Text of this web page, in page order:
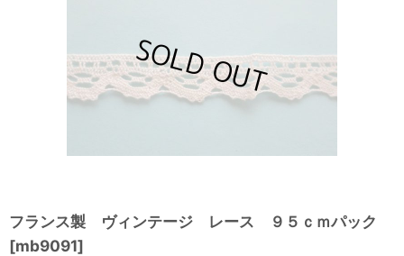
フランス製 ヴィンテージ レース ９５ｃｍパック
[mb9091]